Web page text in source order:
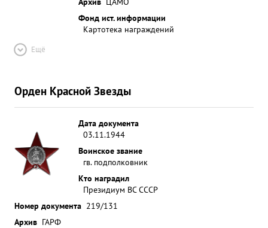
Фонд ист. информации
Картотека награждений
Ещё
Орден Красной Звезды
Дата документа
03.11.1944
Воинское звание
гв. подполковник
Кто наградил
Президиум ВС СССР
Номер документа 219/131
Архив ГАРФ